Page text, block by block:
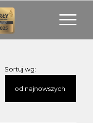
Sortuj wg: